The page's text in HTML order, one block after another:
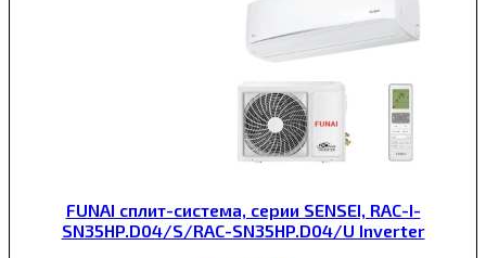
FUNAI сплит-система, серии SENSEI, RAC-I-
SN35HP.D04/S/RAC-SN35HP.D04/U Inverter